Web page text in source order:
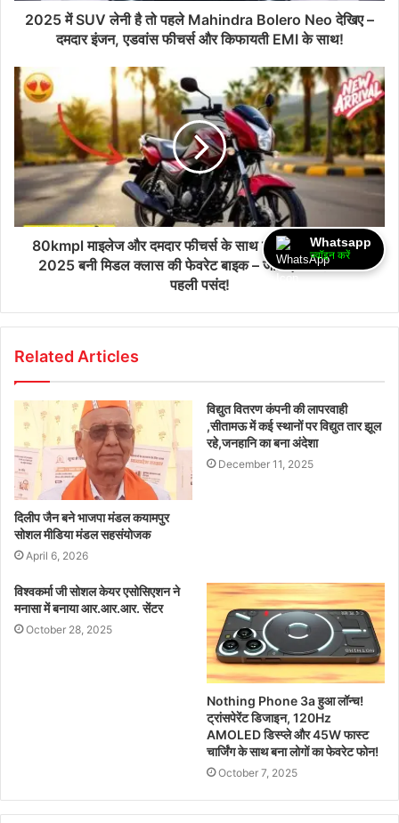
2025 में SUV लेनी है तो पहले Mahindra Bolero Neo देखिए –
दमदार इंजन, एडवांस फीचर्स और किफायती EMI के साथ!
80kmpl माइलेज और दमदार फीचर्स के साथ नई Honda Shine
2025 बनी मिडल क्लास की फेवरेट बाइक – जानिए क्यों है सबकी
पहली पसंद!
Related Articles
दिलीप जैन बने भाजपा मंडल कयामपुर
सोशल मीडिया मंडल सहसंयोजक
April 6, 2026
विद्युत वितरण कंपनी की लापरवाही
,सीतामऊ में कई स्थानों पर विद्युत तार झूल
रहे,जनहानि का बना अंदेशा
December 11, 2025
विश्वकर्मा जी सोशल केयर एसोसिएशन ने
मनासा में बनाया आर.आर.आर. सेंटर
October 28, 2025
Nothing Phone 3a हुआ लॉन्च!
ट्रांसपेरेंट डिजाइन, 120Hz
AMOLED डिस्प्ले और 45W फास्ट
चार्जिंग के साथ बना लोगों का फेवरेट फोन!
October 7, 2025
Whatsapp
ज्वॉइन करें